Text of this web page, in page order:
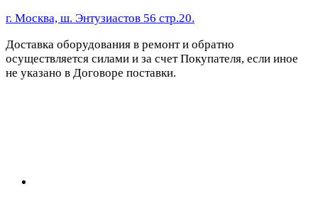
г. Москва, ш. Энтузиастов 56 стр.20.
Доставка оборудования в ремонт и обратно
осуществляется силами и за счет Покупателя, если иное
не указано в Договоре поставки.